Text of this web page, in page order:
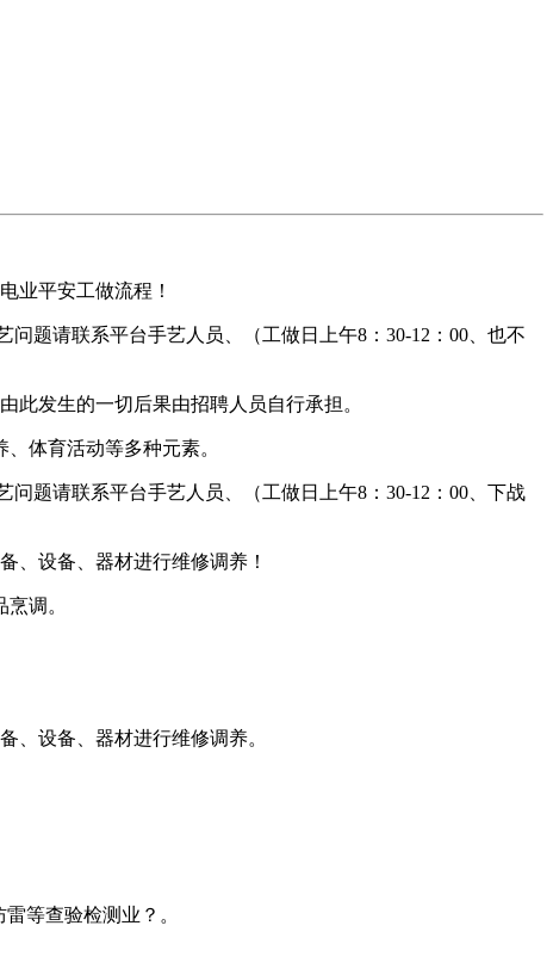
业平安工做流程！
题请联系平台手艺人员、（工做日上午8：30-12：00、也不
发生的一切后果由招聘人员自行承担。
体育活动等多种元素。
题请联系平台手艺人员、（工做日上午8：30-12：00、下战
设备、器材进行维修调养！
调。
设备、器材进行维修调养。
等查验检测业？。